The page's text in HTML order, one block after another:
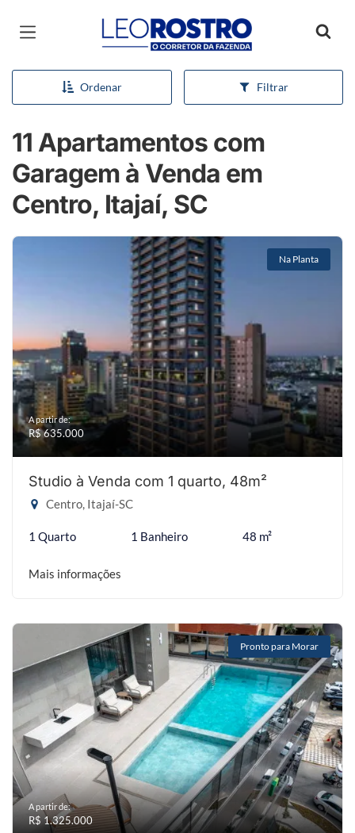
Página inicial
Ordenar Filtrar
11 Apartamentos com
Garagem à Venda em
Centro, Itajaí, SC
Na Planta
A partir de:
R$ 635.000
Studio à Venda com 1 quarto, 48m²
Centro, Itajaí-SC
1 Quarto 1 Banheiro 48 m²
Mais informações
Pronto para Morar
A partir de:
R$ 1.325.000